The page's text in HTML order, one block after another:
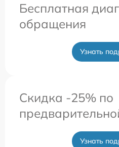
Бесплатная
обращения
Узнать
Скидка -25% по
Узнать